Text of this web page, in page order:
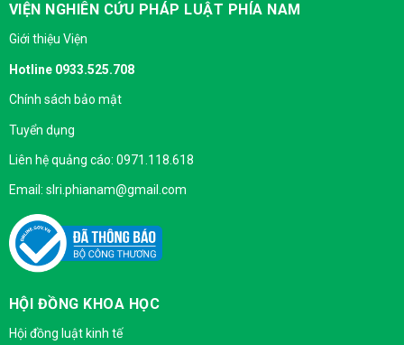
VIỆN NGHIÊN CỨU PHÁP LUẬT PHÍA NAM
Giới thiệu Viện
Hotline 0933.525.708
Chính sách bảo mật
Tuyển dụng
Liên hệ quảng cáo: 0971.118.618
Email: slri.phianam@gmail.com
HỘI ĐỒNG KHOA HỌC
Hội đồng luật kinh tế